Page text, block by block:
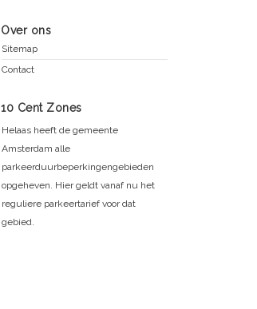
Over ons
Sitemap
Contact
10 Cent Zones
Helaas heeft de gemeente
Amsterdam alle
parkeerduurbeperkingengebieden
opgeheven. Hier geldt vanaf nu het
reguliere parkeertarief voor dat
gebied.